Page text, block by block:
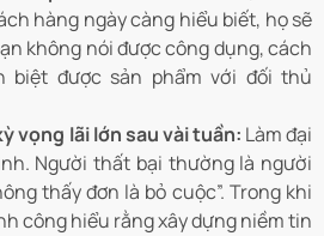
hàng ngày càng hiểu biết, họ sẽ
không nói được công dụng, cách
biệt được sản phẩm với đối thủ
vọng lãi lớn sau vài tuần: Làm đại
Người thất bại thường là người
thấy đơn là bỏ cuộc”. Trong khi
công hiểu rằng xây dựng niềm tin